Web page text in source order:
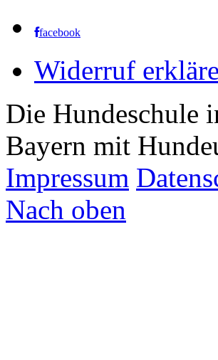
facebook
Widerruf
Die Hundeschule
Bayern mit
Impressum
Nach oben